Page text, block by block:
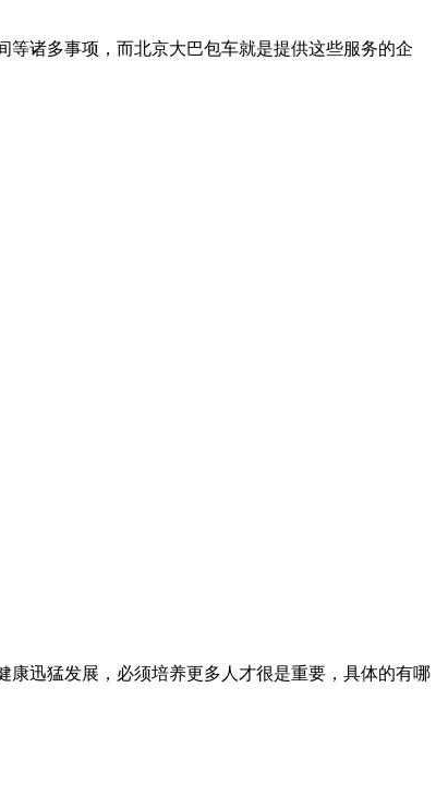
诸多事项，而北京大巴包车就是提供这些服务的企
迅猛发展，必须培养更多人才很是重要，具体的有哪